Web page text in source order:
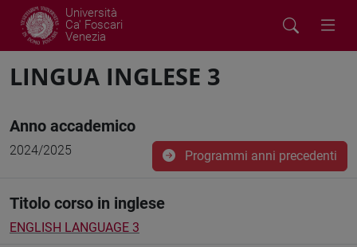
Università
Ca' Foscari
Venezia
LINGUA INGLESE 3
Anno accademico
2024/2025 Programmi anni precedenti
Titolo corso in inglese
ENGLISH LANGUAGE 3